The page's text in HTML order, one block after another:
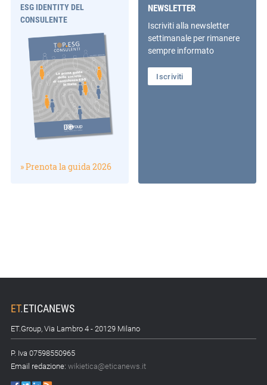
ESG IDENTITY DEL
CONSULENTE
» Prenota la guida 2026
NEWSLETTER
Iscriviti alla newsletter
settimanale per rimanere
sempre informato
Iscriviti
ET.ETICANEWS
ET.Group, Via Lambro 4 - 20129 Milano
P. Iva 07598550965
Email redazione: wikietica@eticanews.it